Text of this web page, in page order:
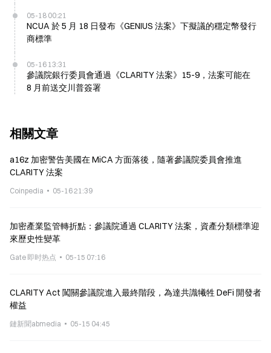
05-18 00:21
NCUA 於 5 月 18 日發布《GENIUS 法案》下擬議的穩定幣發行
商標準
05-16 13:31
參議院銀行委員會通過《CLARITY 法案》15-9，法案可能在
8 月前送交川普簽署
相關文章
a16z 加密警告美國在 MiCA 方面落後，隨著參議院委員會推進
CLARITY 法案
Coinpedia 05-16 21:39
加密產業監管轉折點：參議院通過 CLARITY 法案，資產分類標準迎
來歷史性變革
Gate 即时热点 05-15 07:16
CLARITY Act 闖關參議院進入最終階段，為達共識犧牲 DeFi 開發者
權益
鏈新聞abmedia 05-15 04:45